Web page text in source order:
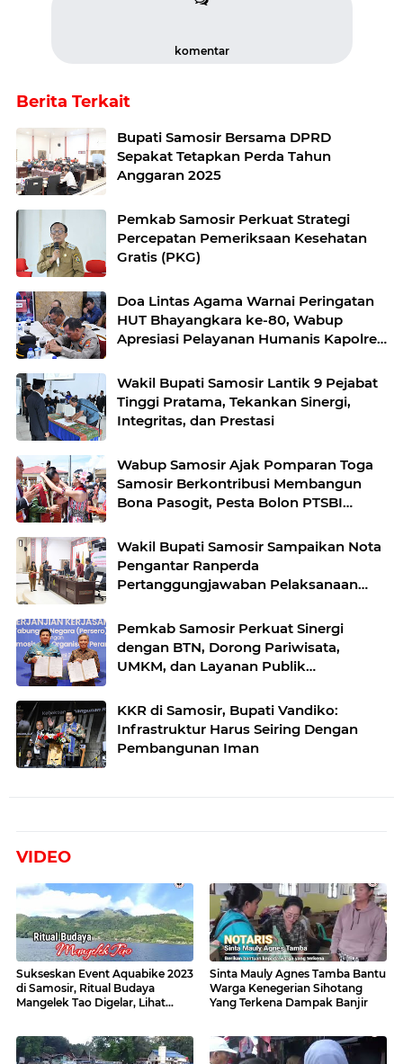
komentar
Berita Terkait
Bupati Samosir Bersama DPRD
Sepakat Tetapkan Perda Tahun
Anggaran 2025
Pemkab Samosir Perkuat Strategi
Percepatan Pemeriksaan Kesehatan
Gratis (PKG)
Doa Lintas Agama Warnai Peringatan
HUT Bhayangkara ke-80, Wabup
Apresiasi Pelayanan Humanis Kapolres
Wakil Bupati Samosir Lantik 9 Pejabat
Tinggi Pratama, Tekankan Sinergi,
Integritas, dan Prestasi
Wabup Samosir Ajak Pomparan Toga
Samosir Berkontribusi Membangun
Bona Pasogit, Pesta Bolon PTSBI
Budaya Batak
Wakil Bupati Samosir Sampaikan Nota
Pengantar Ranperda
Pertanggungjawaban Pelaksanaan
Pemkab Samosir Perkuat Sinergi
dengan BTN, Dorong Pariwisata,
UMKM, dan Layanan Publik
KKR di Samosir, Bupati Vandiko:
Infrastruktur Harus Seiring Dengan
Pembangunan Iman
VIDEO
Sukseskan Event Aquabike 2023
di Samosir, Ritual Budaya
Mangelek Tao Digelar, Lihat
Sinta Mauly Agnes Tamba Bantu
Warga Kenegerian Sihotang
Yang Terkena Dampak Banjir